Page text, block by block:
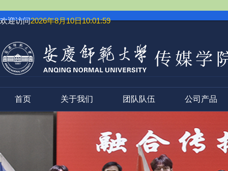
欢迎访问2026年8月10日10:01:59
首页 关于我们 团队队伍 公司产品